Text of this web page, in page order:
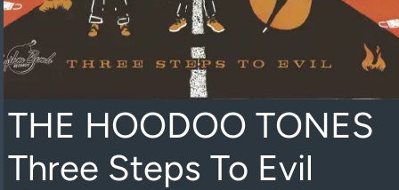
THE HOODOO TONES
Three Steps To Evil